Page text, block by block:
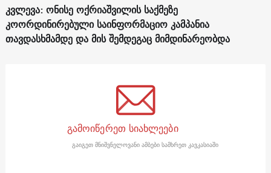
კვლევა: ონისე ოქრიაშვილის საქმეზე
კოორდინირებული საინფორმაციო კამპანია
თავდასხმამდე და მის შემდეგაც მიმდინარეობდა
გამოიწერეთ სიახლეები
გაიგეთ მნიშვნელოვანი ამბები სამხრეთ კავკასიაში